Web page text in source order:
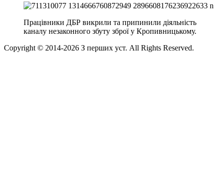
Працівники ДБР викрили та припинили діяльність
каналу незаконного збуту зброї у Кропивницькому.
Copyright © 2014-2026 З перших уст. All Rights Reserved.